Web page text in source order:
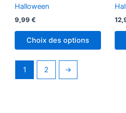
Halloween
9,99 €
Choix des options
1 2 →